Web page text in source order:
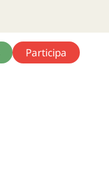
Participa